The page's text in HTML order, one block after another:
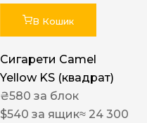
В Кошик
Сигарети Camel
Yellow KS (квадрат)
₴580 за блок
$540 за ящик≈ 24 300